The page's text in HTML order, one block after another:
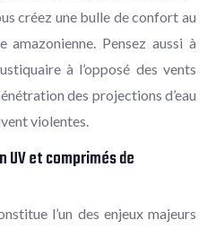
créez une bulle de confort au
Pensez aussi à
à l’opposé des vents
des projections d’eau
violentes.
UV et comprimés de
l’un des enjeux majeurs